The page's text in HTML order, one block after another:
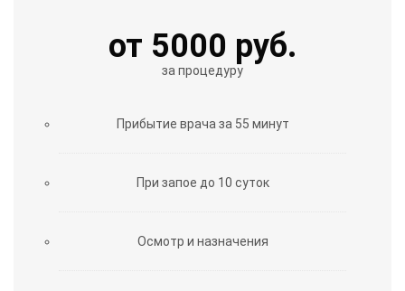
от 5000 руб.
за процедуру
Прибытие врача за 55 минут
При запое до 10 суток
Осмотр и назначения